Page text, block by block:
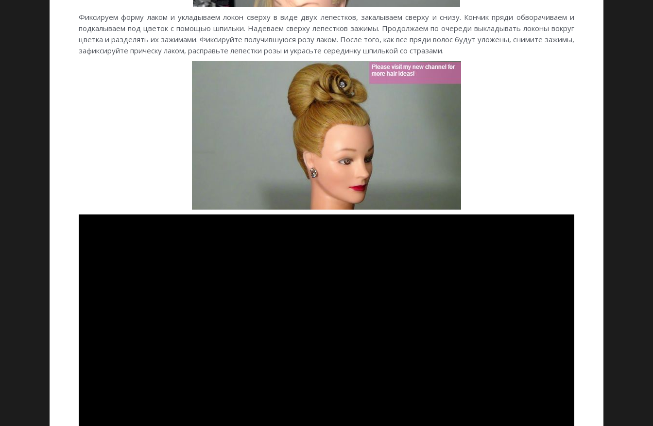
Фиксируем форму лаком и укладываем локон сверху в виде двух лепестков, закалываем сверху и снизу. Кончик пряди обворачиваем и
подкалываем под цветок с помощью шпильки. Надеваем сверху лепестков зажимы. Продолжаем по очереди выкладывать локоны вокруг
цветка и разделять их зажимами. Фиксируйте получившуюся розу лаком. После того, как все пряди волос будут уложены, снимите зажимы,
зафиксируйте прическу лаком, расправьте лепестки розы и украсьте серединку шпилькой со стразами.